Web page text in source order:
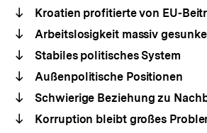
Kroatien profitierte von EU-
Arbeitslosigkeit massiv
Stabiles politisches System
Außenpolitische Positionen
Schwierige Beziehung zu
Korruption bleibt großes